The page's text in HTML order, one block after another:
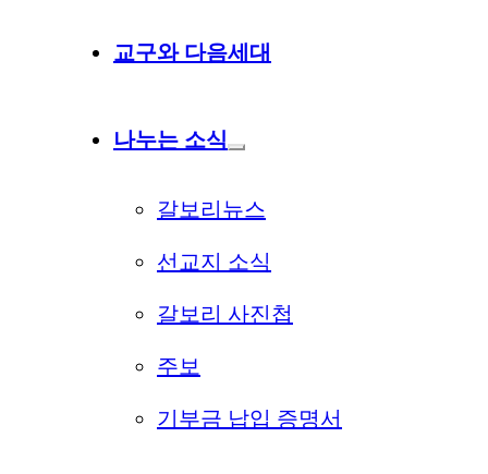
교구와 다음세대
나누는 소식
갈보리뉴스
선교지 소식
갈보리 사진첩
주보
기부금 납입 증명서